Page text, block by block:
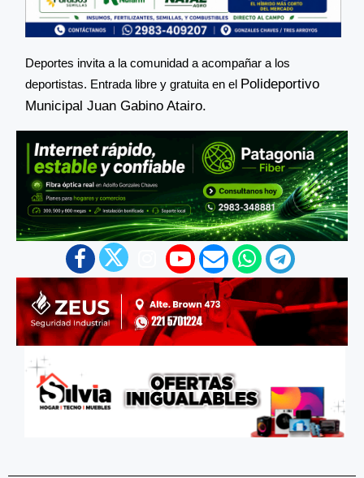
Deportes invita a la comunidad a acompañar a los
deportistas. Entrada libre y gratuita en el Polideportivo
Municipal Juan Gabino Atairo.